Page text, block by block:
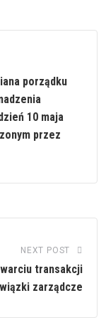
porządku
10 maja
przez
NEXT POST
transakcji
zarządcze